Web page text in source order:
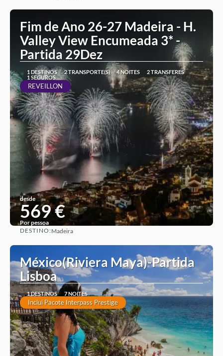
Fim de Ano 26-27 Madeira - H.
Valley View Encumeada 3* -
Partida 29Dez
1 DESTINOS 2 TRANSPORTE(S) 4 NOITES
2 TRANSFERES
1 SEGUROS
REVEILLON
desde
569 €
Por pessoa
DESTINO:Madeira
México(Riviera Maya)-Partida
Lisboa
1 DESTINOS 7 NOITES
Inclui Pacote Interpass Prestige